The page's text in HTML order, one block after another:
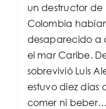
un destructor
Colombia
desaparecido a
el mar Caribe.
sobrevivió Luis
estuvo diez días
comer ni beber…